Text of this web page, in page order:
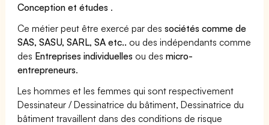
Conception et études .
Ce métier peut être exercé par dessociétés comme de
SAS, SASU, SARL, SA etc.. ou des indépendants comme
des Entreprises individuelles ou desmicro-
entrepreneurs.
Les hommes et les femmes qui sont respectivement
Dessinateur / Dessinatrice du bâtiment, Dessinatrice du
bâtiment travaillent dans des conditions de risque